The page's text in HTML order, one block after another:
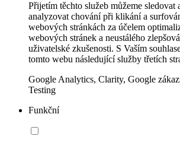
Přijetím těchto služeb můžeme sledovat
analyzovat chování při klikání a
webových stránkách za účelem
webových stránek a neustálého
uživatelské zkušenosti. S Vaším
tomto webu následující služby třetích
Google Analytics, Clarity, Google
Testing
Funkční